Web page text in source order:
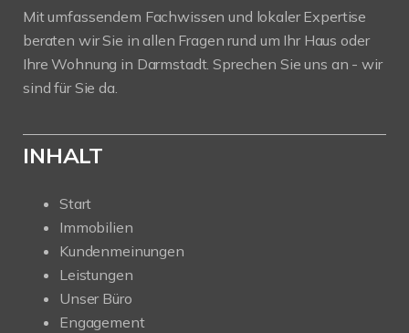
Mit umfassendem Fachwissen und lokaler Expertise
beraten wir Sie in allen Fragen rund um Ihr Haus oder
Ihre Wohnung in Darmstadt. Sprechen Sie uns an - wir
sind für Sie da.
INHALT
Start
Immobilien
Kundenmeinungen
Leistungen
Unser Büro
Engagement